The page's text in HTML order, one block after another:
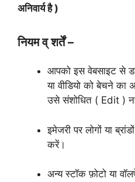
अनिवार्य है )
नियम व् शर्तें –
आपको इस वेबसाइट से
या वीडियो को बेचने
उसे संशोधित ( Edit )
इमेजरी पर लोगों या
करें।
अन्य स्टॉक फ़ोटो या